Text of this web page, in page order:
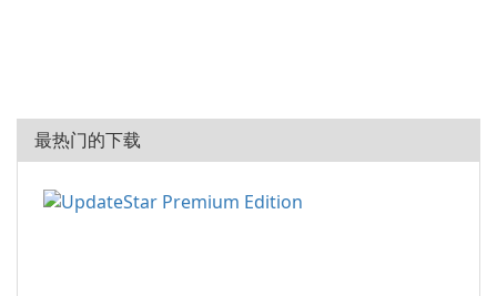
最热门的下载